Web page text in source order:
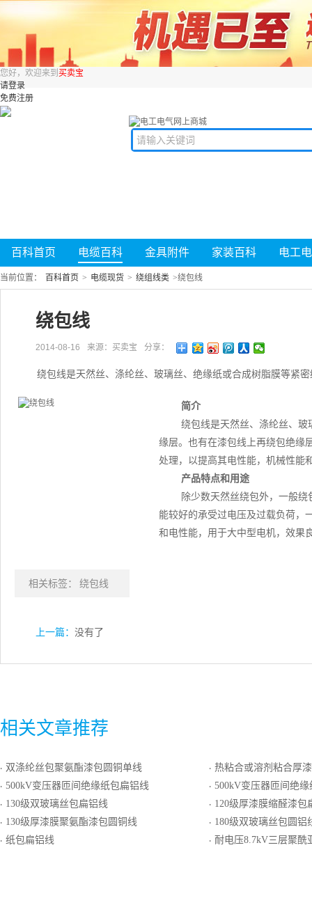
您好，欢迎来到 买卖宝
请登录
免费注册
百科首页 电缆百科 金具附件 家装百科 电工
当前位置： 百科首页 > 电缆现货 > 绕组线类 >绕包线
绕包线
2014-08-16 来源：买卖宝 分享：
绕包线是天然丝、涤纶丝、玻璃丝、绝缘纸或合成树脂膜等紧
简介
绕包线是天然丝、涤纶丝、
缘层。也有在漆包线上再绕包绝缘
处理，以提高其电性能，机械性能
产品特点和用途
除少数天然丝绕包外，一般
能较好的承受过电压及过载负荷，
和电性能，用于大中型电机，效果
相关标签： 绕包线
上一篇： 没有了
相关文章推荐
· 双涤纶丝包聚氨酯漆包圆铜单线
· 500kV变压器匝间绝缘纸包扁铝线
· 130级双玻璃丝包扁铝线
· 130级厚漆膜聚氨酯漆包圆铜线
· 纸包扁铝线
· 热粘合或溶剂粘合厚漆膜聚
· 500kV变压器匝间绝
· 120级厚漆膜缩醛漆包
· 180级双玻璃丝包圆铝
· 耐电压8.7kV三层聚酰亚胺-氟46复